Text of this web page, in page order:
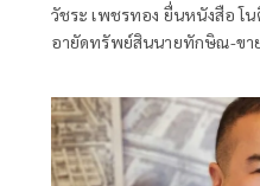
วัชระ เพชรทอง ยื่นหนังสือ โ
อายัดทรัพย์สินนายทักษิณ-ขา